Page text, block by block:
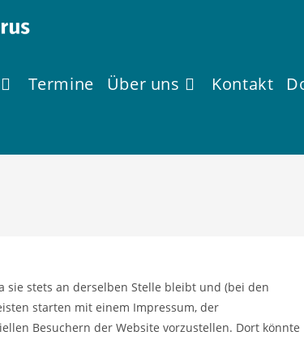
Termine Über uns Kontakt
sie stets an derselben Stelle bleibt und (bei den
starten mit einem Impressum, der
Besuchern der Website vorzustellen. Dort könnte